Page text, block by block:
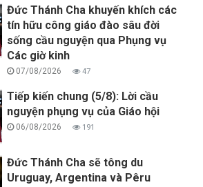
Đức Thánh Cha khuyến khích các
tín hữu công giáo đào sâu đời
sống cầu nguyện qua Phụng vụ
Các giờ kinh
07/08/2026 47
Tiếp kiến chung (5/8): Lời cầu
nguyện phụng vụ của Giáo hội
06/08/2026 191
Đức Thánh Cha sẽ tông du
Uruguay, Argentina và Pêru